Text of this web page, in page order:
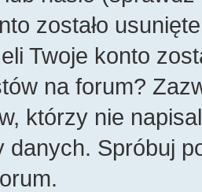
zostało
Twoje konto
na forum?
którzy nie
danych. Spróbuj